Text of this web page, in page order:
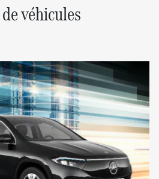
véhicules